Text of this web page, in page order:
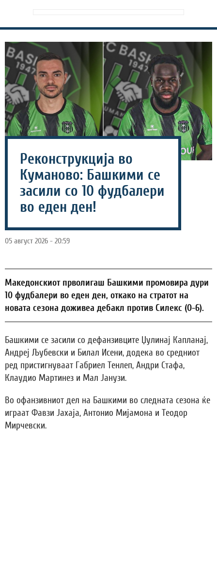
Реконструкција во
Куманово: Башкими се
засили со 10 фудбалери
во еден ден!
05 август 2026 - 20:59
Македонскиот прволигаш Башкими промовира дури
10 фудбалери во еден ден, откако на стратот на
новата сезона доживеа дебакл против Силекс (0-6).
Башкими се засили со дефанзивците Џулинај Капланај,
Андреј Љубевски и Билал Исени, додека во средниот
ред пристигнуваат Габриел Тенлеп, Андри Стафа,
Клаудио Мартинез и Мал Јанузи.
Во офанзивниот дел на Башкими во следната сезона ќе
играат Фавзи Јахаја, Антонио Мијамона и Теодор
Мирчевски.